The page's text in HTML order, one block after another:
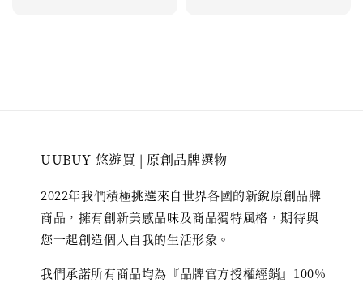
UUBUY 悠遊買 | 原創品牌選物
2022年我們積極挑選來自世界各國的新銳原創品牌
商品，擁有創新美感品味及商品獨特風格，期待與
您一起創造個人自我的生活形象。
我們承諾所有商品均為『品牌官方授權經銷』100%